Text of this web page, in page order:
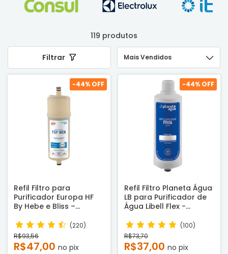
119 produtos
Filtrar
-44% OFF
Refil Filtro para
Purificador Europa HF
By Hebe e Bliss –
(220)
R$93,56
R$47,00 no pix
-44% OFF
Refil Filtro Planeta Água
LB para Purificador de
Água Libell Flex -
(100)
R$73,70
R$37,00 no pix